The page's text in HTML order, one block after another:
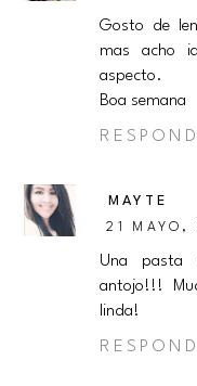
Gosto de
mas acho
aspecto.
Boa semana
MAYTE
21 MAYO,
Una pasta
antojo!!!
linda!